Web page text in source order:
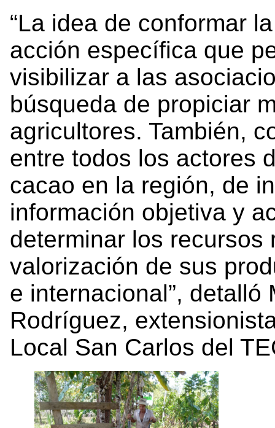
“La idea de conformar
acción específica que
visibilizar a las
búsqueda de propiciar
agricultores. También,
entre todos los actores
cacao en la región, de
información objetiva y
determinar los recursos
valorización de sus
e internacional”, detalló
Rodríguez,
Local San Carlos del